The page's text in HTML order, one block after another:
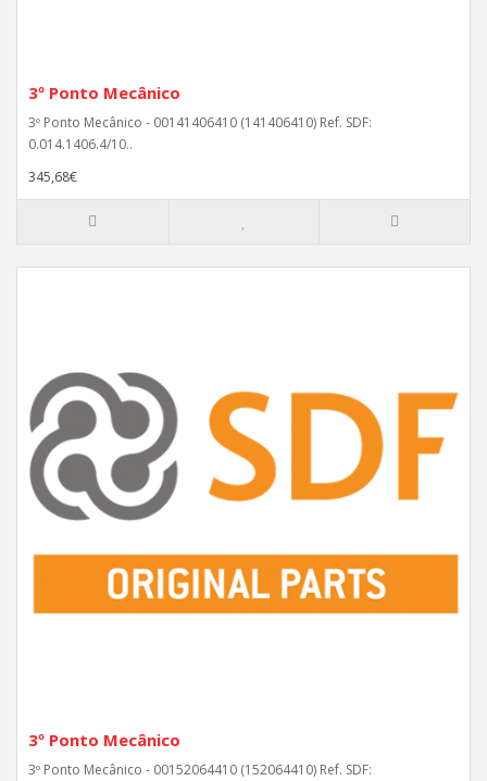
3º Ponto Mecânico
3º Ponto Mecânico - 00141406410 (141406410) Ref. SDF:
0.014.1406.4/10..
345,68€
3º Ponto Mecânico
3º Ponto Mecânico - 00152064410 (152064410) Ref. SDF: